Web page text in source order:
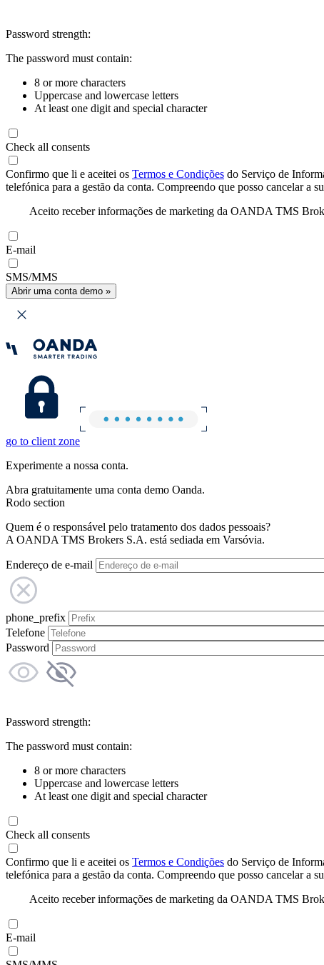
Password strength:
The password must contain:
8 or more characters
Uppercase and lowercase letters
At least one digit and special character
Check all consents
Confirmo que li e aceitei os Termos e Condições do Serviço de
telefónica para a gestão da conta. Compreendo que posso cancelar a
Aceito receber informações de marketing da OANDA TMS
E-mail
SMS/MMS
Abrir uma conta demo »
go to client zone
Experimente a nossa conta.
Abra gratuitamente uma conta demo Oanda.
Rodo section
Quem é o responsável pelo tratamento dos dados pessoais?
A OANDA TMS Brokers S.A. está sediada em Varsóvia.
Endereço de e-mail
phone_prefix
Telefone
Password
Password strength:
The password must contain:
8 or more characters
Uppercase and lowercase letters
At least one digit and special character
Check all consents
Confirmo que li e aceitei os Termos e Condições do Serviço de
telefónica para a gestão da conta. Compreendo que posso cancelar a
Aceito receber informações de marketing da OANDA TMS
E-mail